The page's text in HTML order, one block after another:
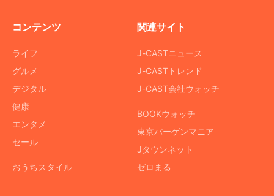
コンテンツ
ライフ
グルメ
デジタル
健康
エンタメ
セール
おうちスタイル
関連サイト
J-CASTニュース
J-CASTトレンド
J-CAST会社ウォッチ
BOOKウォッチ
東京バーゲンマニア
Jタウンネット
ゼロまる